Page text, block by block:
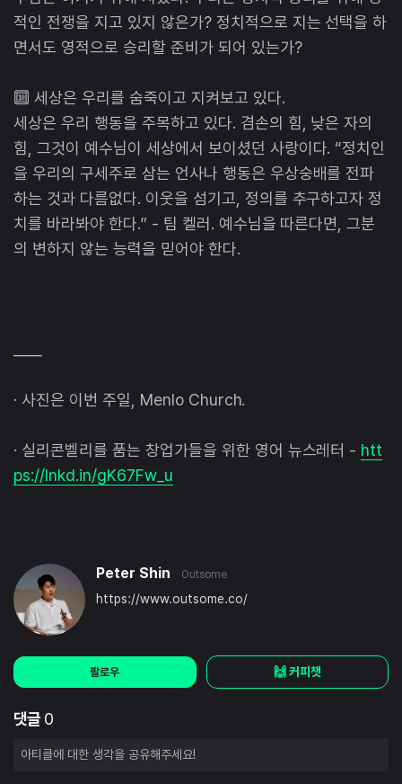
적인 전쟁을 지고 있지 않은가? 정치적으로 지는 선택을 하
면서도 영적으로 승리할 준비가 되어 있는가?
🔟 세상은 우리를 숨죽이고 지켜보고 있다.
세상은 우리 행동을 주목하고 있다. 겸손의 힘, 낮은 자의
힘, 그것이 예수님이 세상에서 보이셨던 사랑이다. “정치인
을 우리의 구세주로 삼는 언사나 행동은 우상숭배를 전파
하는 것과 다름없다. 이웃을 섬기고, 정의를 추구하고자 정
치를 바라봐야 한다.” - 팀 켈러. 예수님을 따른다면, 그분
의 변하지 않는 능력을 믿어야 한다.
· 사진은 이번 주일, Menlo Church.
· 실리콘벨리를 품는 창업가들을 위한 영어 뉴스레터 - htt
ps://lnkd.in/gK67Fw_u
Peter Shin Outsome
https://www.outsome.co/
팔로우 🙌 커피챗
댓글 0